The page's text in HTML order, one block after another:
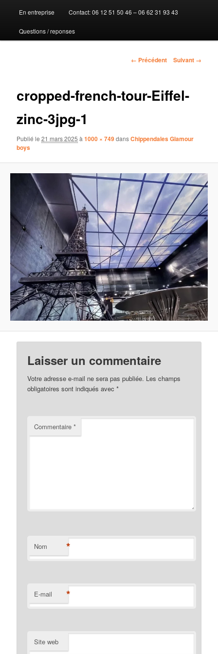
au
contenu
En entreprise Contact: 06 12 51 50 46 – 06 62 31 93 43
Questions / reponses
Navigation
← Précédent Suivant →
cropped-french-tour-Eiffel-
zinc-3jpg-1
Publié le21 mars 2025 à1000 × 749dansChippendales Glamour
boys
Laisser un commentaire
Votre adresse e-mail ne sera pas publiée. Les champs
obligatoires sont indiqués avec*
Commentaire*
Nom *
E-mail *
Site web